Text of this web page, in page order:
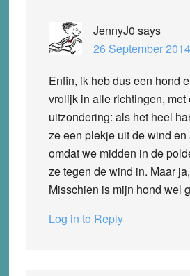
JennyJ0 says
26 September
Enfin, ik heb dus een hond
vrolijk in alle richtingen, met
uitzondering: als het heel
ze een plekje uit de wind en
omdat we midden in de
ze tegen de wind in. Maar
Misschien is mijn hond wel
Log in to Reply